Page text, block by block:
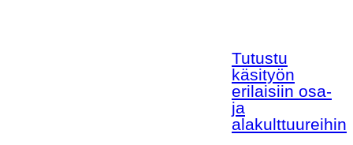
Tutustu
käsityön
erilaisiin osa-
ja
alakulttuureihin!